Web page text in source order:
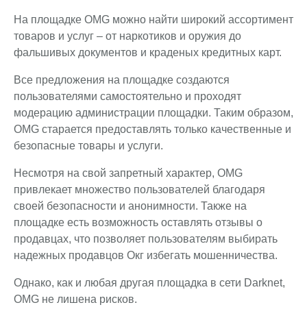
На площадке OMG можно найти широкий ассортимент
товаров и услуг – от наркотиков и оружия до
фальшивых документов и краденых кредитных карт.
Все предложения на площадке создаются
пользователями самостоятельно и проходят
модерацию администрации площадки. Таким образом,
OMG старается предоставлять только качественные и
безопасные товары и услуги.
Несмотря на свой запретный характер, OMG
привлекает множество пользователей благодаря
своей безопасности и анонимности. Также на
площадке есть возможность оставлять отзывы о
продавцах, что позволяет пользователям выбирать
надежных продавцов Окг избегать мошенничества.
Однако, как и любая другая площадка в сети Darknet,
OMG не лишена рисков.